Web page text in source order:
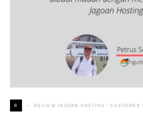
R REVIEW JAGOAN HOSTING - CUSTOMER